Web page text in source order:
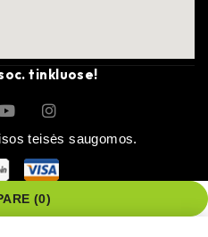
tinkluose!
teisės saugomos.
(0)